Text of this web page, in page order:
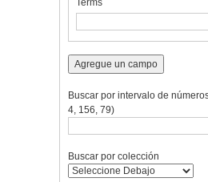
específico":
1
Terms
Agregue un campo
Buscar por intervalo de
4, 156, 79)
Buscar por colección